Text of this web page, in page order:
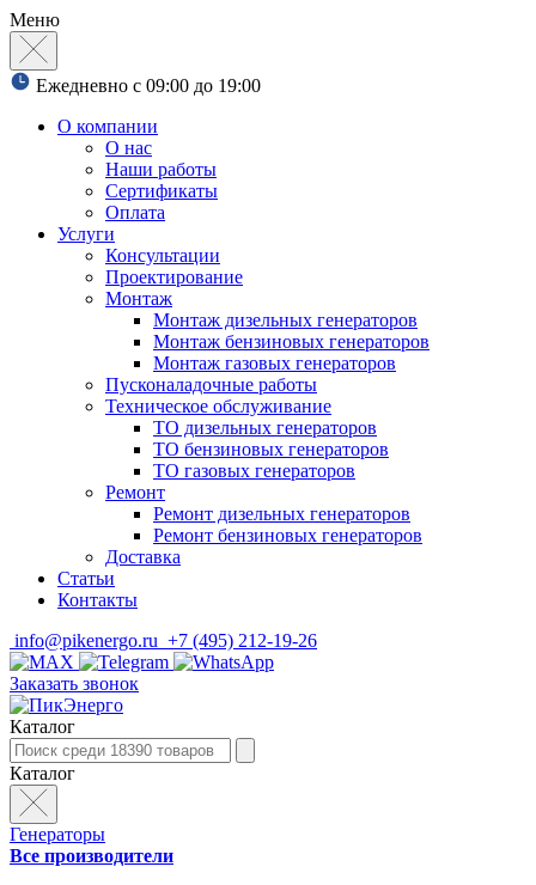
Меню
Ежедневно с 09:00 до 19:00
О компании
О нас
Наши работы
Сертификаты
Оплата
Услуги
Консультации
Проектирование
Монтаж
Монтаж дизельных генераторов
Монтаж бензиновых генераторов
Монтаж газовых генераторов
Пусконаладочные работы
Техническое обслуживание
ТО дизельных генераторов
ТО бензиновых генераторов
ТО газовых генераторов
Ремонт
Ремонт дизельных генераторов
Ремонт бензиновых генераторов
Доставка
Статьи
Контакты
info@pikenergo.ru +7 (495) 212-19-26
Заказать звонок
Каталог
Каталог
Генераторы
Все производители